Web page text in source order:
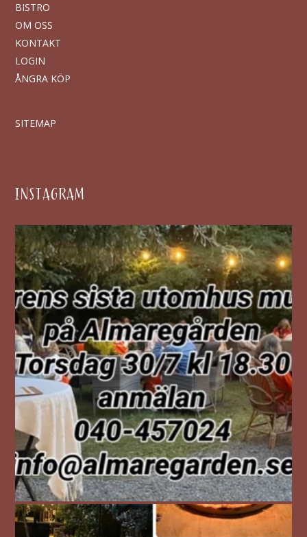
BISTRO
OM OSS
KONTAKT
LOGIN
ÅNGRA KÖP
SITEMAP
INSTAGRAM